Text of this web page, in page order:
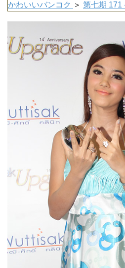
かわいいバンコク ＞ 第七期 171